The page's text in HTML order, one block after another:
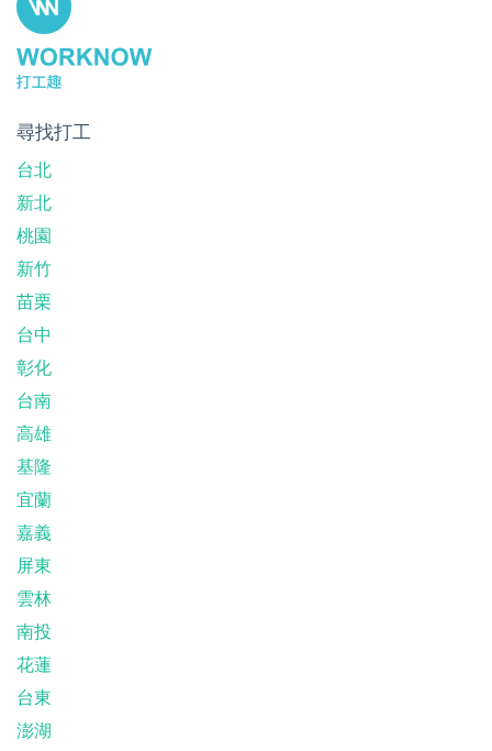
尋找打工
台北
新北
桃園
新竹
苗栗
台中
彰化
台南
高雄
基隆
宜蘭
嘉義
屏東
雲林
南投
花蓮
台東
澎湖